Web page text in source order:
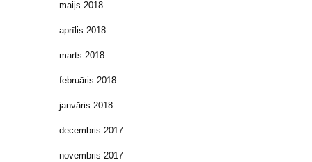
maijs 2018
aprīlis 2018
marts 2018
februāris 2018
janvāris 2018
decembris 2017
novembris 2017